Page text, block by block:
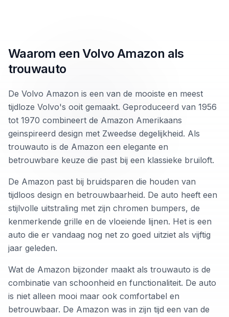
Waarom een Volvo Amazon als
trouwauto
De Volvo Amazon is een van de mooiste en meest
tijdloze Volvo's ooit gemaakt. Geproduceerd van 1956
tot 1970 combineert de Amazon Amerikaans
geinspireerd design met Zweedse degelijkheid. Als
trouwauto is de Amazon een elegante en
betrouwbare keuze die past bij een klassieke bruiloft.
De Amazon past bij bruidsparen die houden van
tijdloos design en betrouwbaarheid. De auto heeft een
stijlvolle uitstraling met zijn chromen bumpers, de
kenmerkende grille en de vloeiende lijnen. Het is een
auto die er vandaag nog net zo goed uitziet als vijftig
jaar geleden.
Wat de Amazon bijzonder maakt als trouwauto is de
combinatie van schoonheid en functionaliteit. De auto
is niet alleen mooi maar ook comfortabel en
betrouwbaar. De Amazon was in zijn tijd een van de